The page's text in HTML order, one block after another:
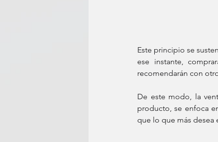
Este principio se
ese instante,
recomendarán con
De este modo, la
producto, se enfoca
que lo que más